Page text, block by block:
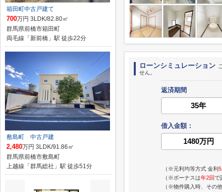
ローンシミュレーション
せん。
返済期間
借入金額：
（※元利均等方式 金利
（※ボーナスは年2回で
（※物件購入時、その
箱田町中古戸建て
700万円 3LDK/82.80㎡
群馬県前橋市箱田町
両毛線「新前橋」駅 徒歩22分
敷島町 中古戸建
2,480万円 3LDK/91.86㎡
群馬県前橋市敷島町
上越線「群馬総社」駅 徒歩51分